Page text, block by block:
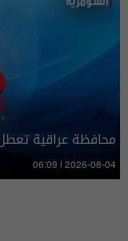
محافظة عراقية
06:09 | 2026-08-04